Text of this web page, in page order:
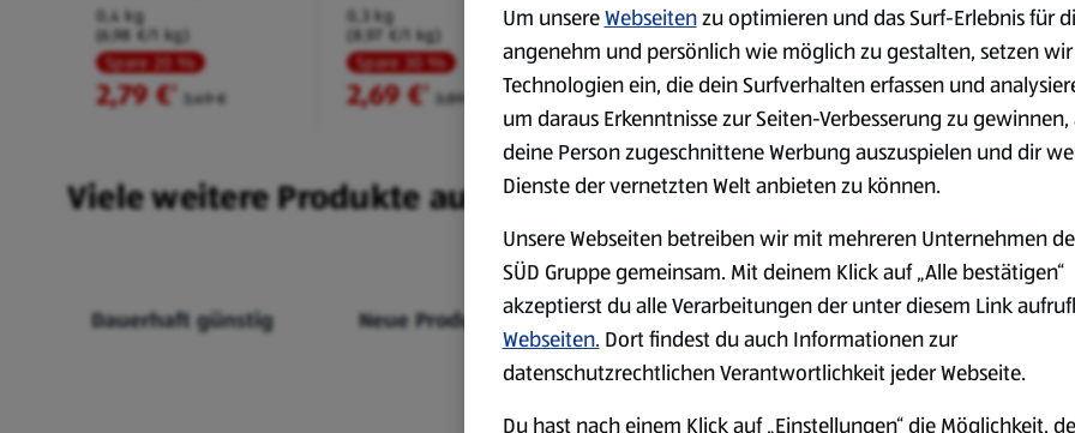
0,4 kg
(6,98 €/1 kg)
Spare 20 %
2,79 €² 3,49 €
0,3 kg
(8,97 €/1 kg)
Spare 30 %
2,69 €² 3,89 €
0,18 kg
(4,51 €/1 kg)
Spare 38 %
0,79 €² 1,29 €
0,75 l
Spare 20 %
2,79 €² 3,49 €
Viele weitere Produkte aus unserem Sortiment.
Dauerhaft günstig Neue Produkte Markenprodukte Bio-Produkte
Um unsereWebseitenzu optimieren und das Surf-Erlebnis für
angenehm und persönlich wie möglich zu gestalten, setzen wir
Technologien ein, die dein Surfverhalten erfassen und
um daraus Erkenntnisse zur Seiten-Verbesserung zu gewinnen,
deine Person zugeschnittene Werbung auszuspielen und dir
Dienste der vernetzten Welt anbieten zu können.
Unsere Webseiten betreiben wir mit mehreren Unternehmen
SÜD Gruppe gemeinsam. Mit deinem Klick auf „Alle bestätigen“
akzeptierst du alle Verarbeitungen der unter diesem Link
Webseiten. Dort findest du auch Informationen zur
datenschutzrechtlichen Verantwortlichkeit jeder Webseite.
Du hast nach einem Klick auf „Einstellungen“ die Möglichkeit,